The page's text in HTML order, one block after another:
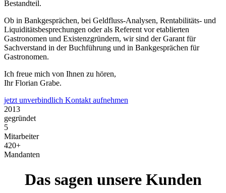
Bestandteil.
Ob in Bankgesprächen, bei Geldfluss-Analysen, Rentabilitäts- und
Liquiditätsbesprechungen oder als Referent vor etablierten
Gastronomen und Existenzgründern, wir sind der Garant für
Sachverstand in der Buchführung und in Bankgesprächen für
Gastronomen.
Ich freue mich von Ihnen zu hören,
Ihr Florian Grabe.
jetzt unverbindlich Kontakt aufnehmen
2013
gegründet
5
Mitarbeiter
420+
Mandanten
Das sagen unsere Kunden